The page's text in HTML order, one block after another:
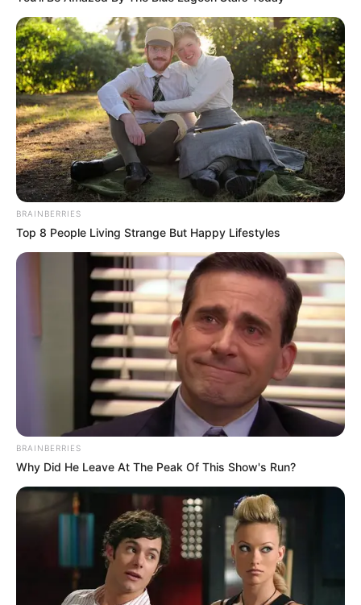
BRAINBERRIES
Top 8 People Living Strange But Happy Lifestyles
BRAINBERRIES
Why Did He Leave At The Peak Of This Show's Run?